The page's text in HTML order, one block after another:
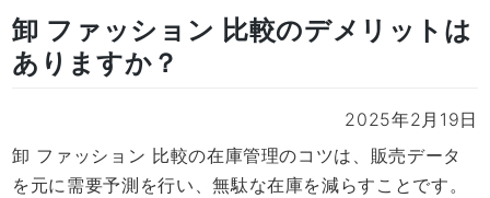
卸 ファッション 比較のデメリットは
ありますか？
2025年2月19日
卸 ファッション 比較の在庫管理のコツは、販売データ
を元に需要予測を行い、無駄な在庫を減らすことです。